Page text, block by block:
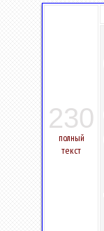
230
полный
текст